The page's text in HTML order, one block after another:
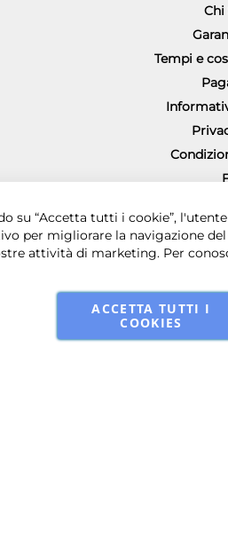
Chi
Tempi e
50.000 € i.v. - Sede legale in via